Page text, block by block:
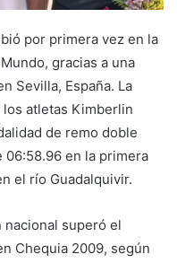
por primera vez en la
gracias a una
Sevilla, España. La
atletas Kimberlin
de remo doble
06:58.96 en la primera
el río Guadalquivir.
nacional superó el
Chequia 2009, según